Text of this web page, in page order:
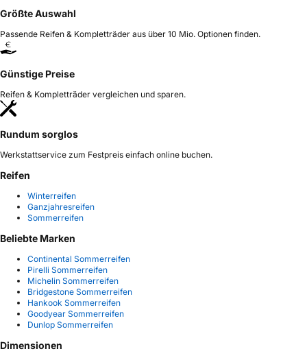
Größte Auswahl
Passende Reifen & Kompletträder aus über 10 Mio. Optionen finden.
Günstige Preise
Reifen & Kompletträder vergleichen und sparen.
Rundum sorglos
Werkstattservice zum Festpreis einfach online buchen.
Reifen
Winterreifen
Ganzjahresreifen
Sommerreifen
Beliebte Marken
Continental Sommerreifen
Pirelli Sommerreifen
Michelin Sommerreifen
Bridgestone Sommerreifen
Hankook Sommerreifen
Goodyear Sommerreifen
Dunlop Sommerreifen
Dimensionen